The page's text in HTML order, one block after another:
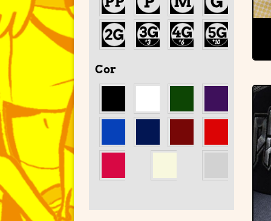
Cor
' ' ' '
' ' '